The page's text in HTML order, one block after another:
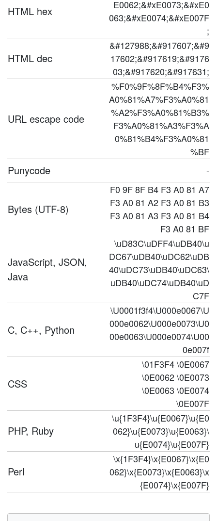
HTML hex
E0062;&#xE0073;&#xE0
063;&#xE0074;&#xE007F
;
HTML dec
&#127988;&#917607;&#9
17602;&#917619;&#9176
03;&#917620;&#917631;
URL escape code
%F0%9F%8F%B4%F3%
A0%81%A7%F3%A0%81
%A2%F3%A0%81%B3%
F3%A0%81%A3%F3%A
0%81%B4%F3%A0%81
%BF
Punycode -
Bytes (UTF-8)
F0 9F 8F B4 F3 A0 81 A7
F3 A0 81 A2 F3 A0 81 B3
F3 A0 81 A3 F3 A0 81 B4
F3 A0 81 BF
JavaScript, JSON,
Java
\uD83C\uDFF4\uDB40\u
DC67\uDB40\uDC62\uDB
40\uDC73\uDB40\uDC63\
uDB40\uDC74\uDB40\uD
C7F
C, C++, Python
\U0001f3f4\U000e0067\U
000e0062\U000e0073\U0
00e0063\U000e0074\U00
0e007f
CSS
\01F3F4 \0E0067
\0E0062 \0E0073
\0E0063 \0E0074
\0E007F
PHP, Ruby
\u{1F3F4}\u{E0067}\u{E0
062}\u{E0073}\u{E0063}\
u{E0074}\u{E007F}
Perl
\x{1F3F4}\x{E0067}\x{E0
062}\x{E0073}\x{E0063}\x
{E0074}\x{E007F}